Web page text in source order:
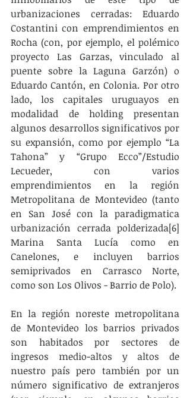
urbanizaciones cerradas: Eduardo
Costantini con emprendimientos en
Rocha (con, por ejemplo, el polémico
proyecto Las Garzas, vinculado al
puente sobre la Laguna Garzón) o
Eduardo Cantón, en Colonia. Por otro
lado, los capitales uruguayos en
modalidad de holding presentan
algunos desarrollos significativos por
su expansión, como por ejemplo “La
Tahona” y “Grupo Ecco”/Estudio
Lecueder, con varios
emprendimientos en la región
Metropolitana de Montevideo (tanto
en San José con la paradigmatica
urbanización cerrada polderizada[6]
Marina Santa Lucía como en
Canelones, e incluyen barrios
semiprivados en Carrasco Norte,
como son Los Olivos - Barrio de Polo).
En la región noreste metropolitana
de Montevideo los barrios privados
son habitados por sectores de
ingresos medio-altos y altos de
nuestro país pero también por un
número significativo de extranjeros